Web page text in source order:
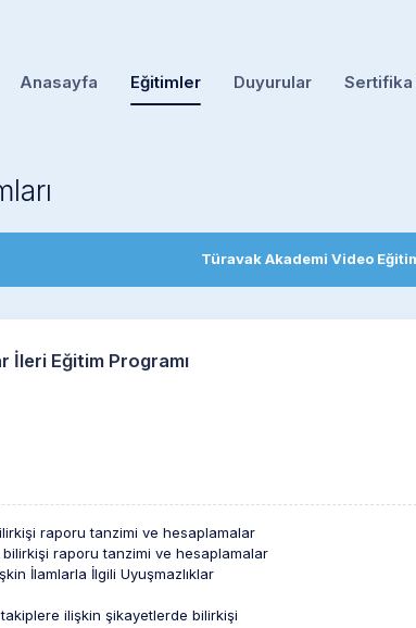
Anasayfa Eğitimler Duyurular Sertifika
Türavak Akademi Video
İleri Eğitim Programı
raporu tanzimi ve hesaplamalar
bilirkişi raporu tanzimi ve hesaplamalar
İlamlarla İlgili Uyuşmazlıklar
ilişkin şikayetlerde bilirkişi